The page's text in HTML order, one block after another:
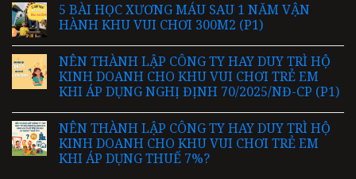
5 BÀI HỌC XƯƠNG MÁU SAU 1 NĂM VẬN
HÀNH KHU VUI CHƠI 300M2 (P1)
NÊN THÀNH LẬP CÔNG TY HAY DUY TRÌ HỘ
KINH DOANH CHO KHU VUI CHƠI TRẺ EM
KHI ÁP DỤNG NGHỊ ĐỊNH 70/2025/NĐ-CP (P1)
NÊN THÀNH LẬP CÔNG TY HAY DUY TRÌ HỘ
KINH DOANH CHO KHU VUI CHƠI TRẺ EM
KHI ÁP DỤNG THUẾ 7%?